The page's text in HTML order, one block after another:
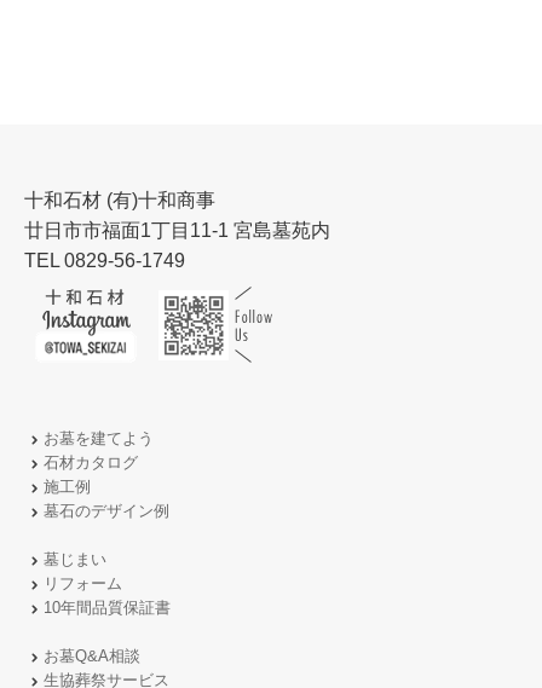
十和石材 (有)十和商事
廿日市市福面1丁目11-1 宮島墓苑内
TEL 0829-56-1749
お墓を建てよう
石材カタログ
施工例
墓石のデザイン例
墓じまい
リフォーム
10年間品質保証書
お墓Q&A相談
生協葬祭サービス